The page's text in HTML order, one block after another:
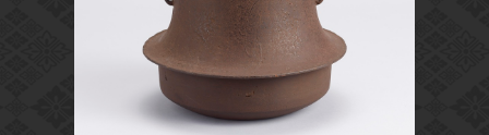
世界遺産と無形文化遺産
媒体資料・関連記事等
博物館、美術館の皆さまへ
文化庁よりご挨拶
今月のみどころ